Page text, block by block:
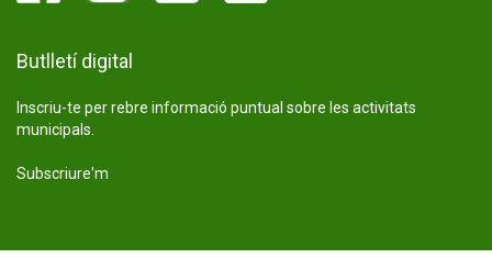
Butlletí digital
Inscriu-te per rebre informació puntual sobre les activitats
municipals.
Subscriure'm